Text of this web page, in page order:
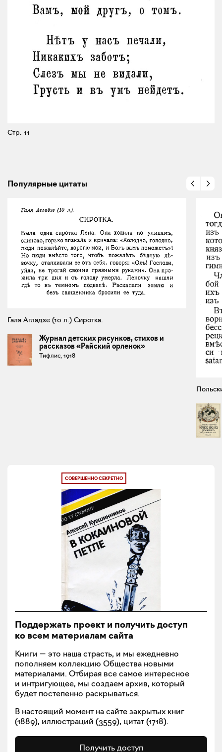
Стр. 11
Популярные цитаты
Галя Агладзе (10 л.) Сиротка.
Журнал детских рисунков, стихов и
рассказов «Райский орленок»
Тифлис, 1918
СОВЕРШЕННО СЕКРЕТНО
Поддержать проект и получить доступ
ко всем материалам сайта
Книги — это наша страсть, и мы ежедневно
пополняем коллекцию Общества новыми
материалами. Отбирая все самое интересное
и интригующее, мы создаем архив, который
будет постепенно раскрываться.
В настоящий момент на сайте закрытых книг
(1889), иллюстраций (3559), цитат (1718).
Получить доступ